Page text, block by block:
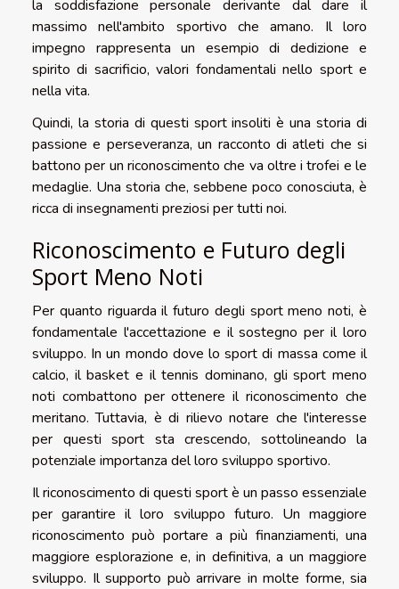
la soddisfazione personale derivante dal dare il
massimo nell'ambito sportivo che amano. Il loro
impegno rappresenta un esempio di dedizione e
spirito di sacrificio, valori fondamentali nello sport e
nella vita.
Quindi, la storia di questi sport insoliti è una storia di
passione e perseveranza, un racconto di atleti che si
battono per un riconoscimento che va oltre i trofei e le
medaglie. Una storia che, sebbene poco conosciuta, è
ricca di insegnamenti preziosi per tutti noi.
Riconoscimento e Futuro degli
Sport Meno Noti
Per quanto riguarda il futuro degli sport meno noti, è
fondamentale l'accettazione e il sostegno per il loro
sviluppo. In un mondo dove lo sport di massa come il
calcio, il basket e il tennis dominano, gli sport meno
noti combattono per ottenere il riconoscimento che
meritano. Tuttavia, è di rilievo notare che l'interesse
per questi sport sta crescendo, sottolineando la
potenziale importanza del loro sviluppo sportivo.
Il riconoscimento di questi sport è un passo essenziale
per garantire il loro sviluppo futuro. Un maggiore
riconoscimento può portare a più finanziamenti, una
maggiore esplorazione e, in definitiva, a un maggiore
sviluppo. Il supporto può arrivare in molte forme, sia